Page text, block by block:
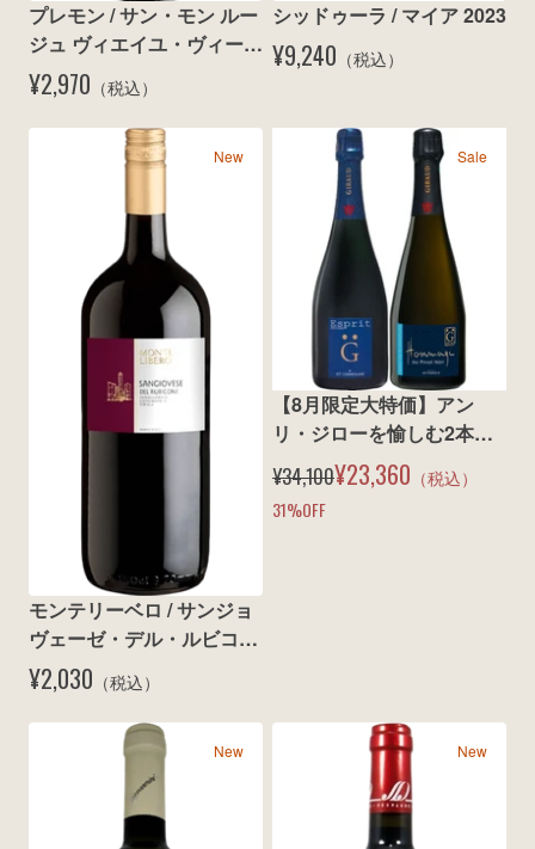
プレモン / サン・モン ルー
ジュ ヴィエイユ・ヴィーニ
ュ 2020
¥2,970 （税込）
シッドゥーラ / マイア 2023
¥9,240 （税込）
New
モンテリーベロ / サンジョ
ヴェーゼ・デル・ルビコー
ネ 1500ml 2025
¥2,030 （税込）
Sale
【8月限定大特価】アン
リ・ジローを愉しむ2本セ
¥34,100¥23,360 （税込）
31%OFF
New New